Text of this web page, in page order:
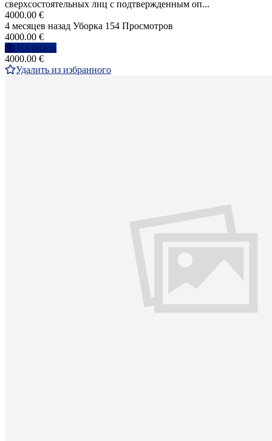
сверхсостоятельных лиц с подтвержденным оп...
4000.00 €
4 месяцев назад Уборка 154 Просмотров
4000.00 €
Написать
4000.00 €
Удалить из избранного